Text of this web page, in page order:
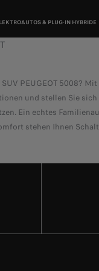
& PLUG-IN HYBRIDE
PEUGEOT 5008?
und stellen Sie
Ein echtes
stehen Ihnen